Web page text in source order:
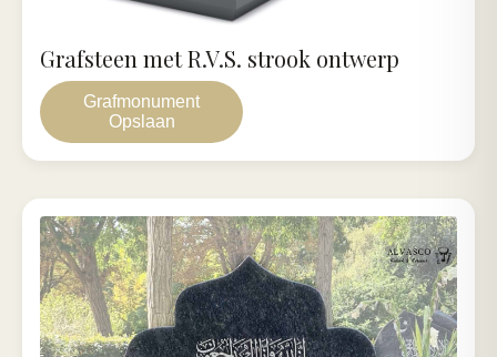
Grafmonument
Opslaan
Grafsteen met R.V.S. strook ontwerp